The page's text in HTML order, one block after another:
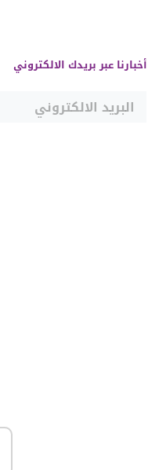
أخبارنا عبر بريدك الالكتروني